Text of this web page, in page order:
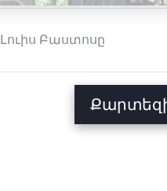
Լուիս Բաստոսը